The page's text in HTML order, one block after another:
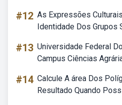
#12 As Expressões
Identidade Dos Grupos
#13 Universidade Federal
Campus Ciências
#14 Calcule A área Dos
Resultado Quando